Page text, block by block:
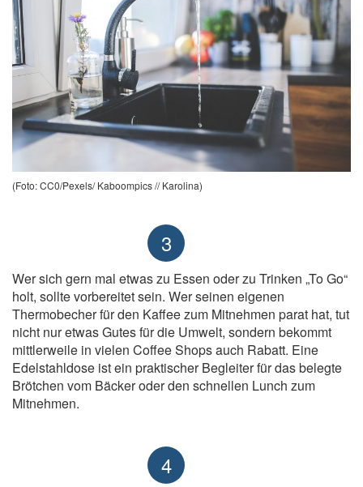
(Foto: CC0/Pexels/ Kaboompics // Karolina)
3
Wer sich gern mal etwas zu Essen oder zu Trinken „To Go“
holt, sollte vorbereitet sein. Wer seinen eigenen
Thermobecher für den Kaffee zum Mitnehmen parat hat, tut
nicht nur etwas Gutes für die Umwelt, sondern bekommt
mittlerweile in vielen Coffee Shops auch Rabatt. Eine
Edelstahldose ist ein praktischer Begleiter für das belegte
Brötchen vom Bäcker oder den schnellen Lunch zum
Mitnehmen.
4